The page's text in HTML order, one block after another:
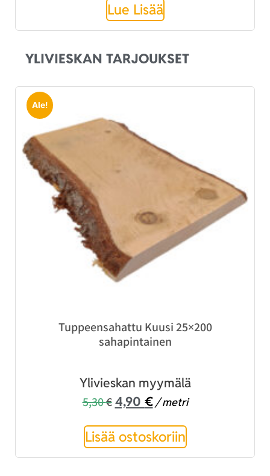
Lue Lisää
YLIVIESKAN TARJOUKSET
Ale!
Tuppeensahattu Kuusi 25×200
sahapintainen
Ylivieskan myymälä
5,30€ 4,90 €/ metri
Lisää ostoskoriin